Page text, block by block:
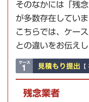
そのなかには「残
が多数存在していま
こちらでは、ケー
との違いをお伝えし
残念業者